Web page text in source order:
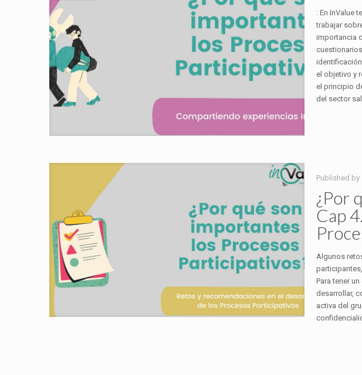
: En InValue
trabajar
importancia
el objetivo y
el principio
del sector
Published by
¿Por
Cap
Algunos
Para tener
desarrollar,
activa del